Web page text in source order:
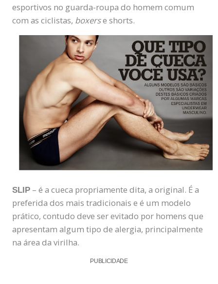
esportivos no guarda-roupa do homem comum
com as ciclistas, boxerse shorts.
SLIP – é a cueca propriamente dita, a original. É a
preferida dos mais tradicionais e é um modelo
prático, contudo deve ser evitado por homens que
apresentam algum tipo de alergia, principalmente
na área da virilha.
PUBLICIDADE